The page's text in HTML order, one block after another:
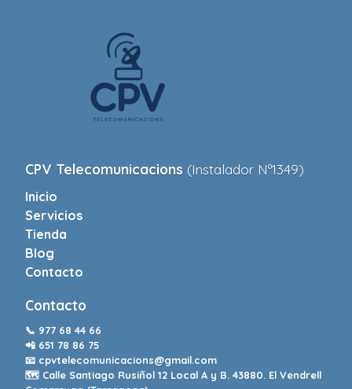
CPV Telecomunicacions (Instalador Nº1349)
Inicio
Servicios
Tienda
Blog
Contacto
Contacto
📞 977 68 44 66
📲 651 78 86 75
📧 cpvtelecomunicacions@gmail.com
🗺️ Calle Santiago Rusiñol 12 Local A y B. 43880. El Vendrell